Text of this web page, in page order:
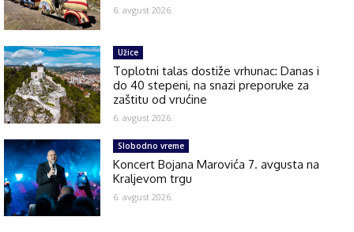
6. avgust 2026.
Užice
Toplotni talas dostiže vrhunac: Danas i
do 40 stepeni, na snazi preporuke za
zaštitu od vrućine
6. avgust 2026.
Slobodno vreme
Koncert Bojana Marovića 7. avgusta na
Kraljevom trgu
6. avgust 2026.